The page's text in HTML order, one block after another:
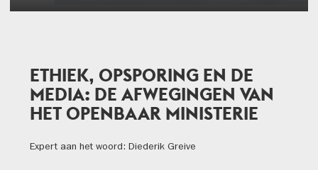
ETHIEK, OPSPORING EN DE
MEDIA: DE AFWEGINGEN VAN
HET OPENBAAR MINISTERIE
Expert aan het woord: Diederik Greive